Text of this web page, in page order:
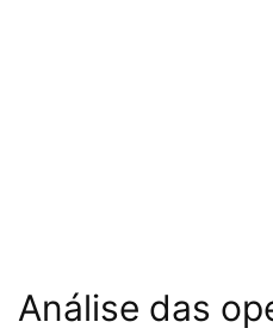
Análise das